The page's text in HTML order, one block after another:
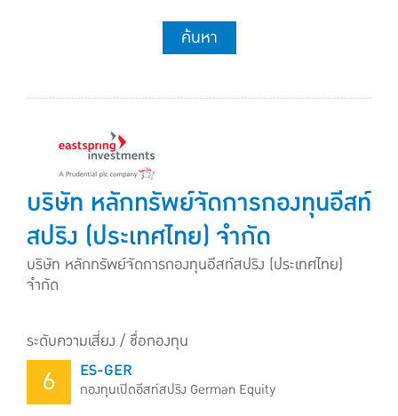
ค้นหา
บริษัท หลักทรัพย์จัดการกองทุนอีสท์
สปริง (ประเทศไทย) จำกัด
บริษัท หลักทรัพย์จัดการกองทุนอีสท์สปริง (ประเทศไทย)
จำกัด
ระดับความเสี่ยง / ชื่อกองทุน
6 ES-GER
กองทุนเปิดอีสท์สปริง German Equity